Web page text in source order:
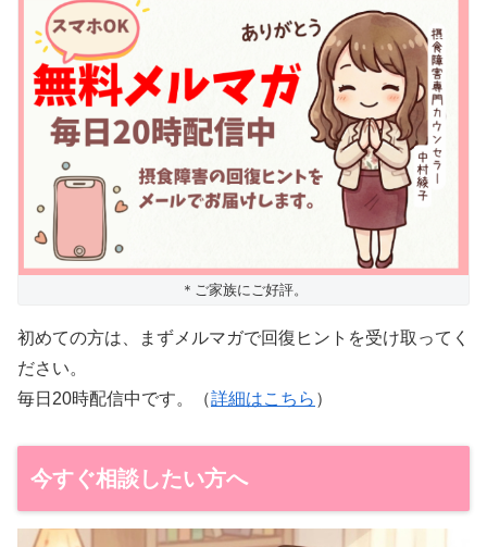
＊ご家族にご好評。
初めての方は、まずメルマガで回復ヒントを受け取ってく
ださい。
毎日20時配信中です。（詳細はこちら ）
今すぐ相談したい方へ